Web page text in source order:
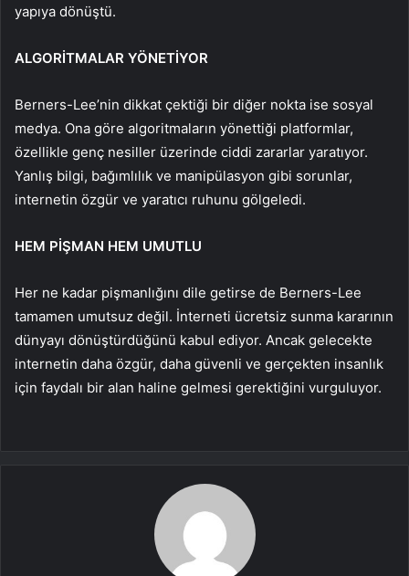
yapıya dönüştü.
ALGORİTMALAR YÖNETİYOR
Berners-Lee’nin dikkat çektiği bir diğer nokta ise sosyal
medya. Ona göre algoritmaların yönettiği platformlar,
özellikle genç nesiller üzerinde ciddi zararlar yaratıyor.
Yanlış bilgi, bağımlılık ve manipülasyon gibi sorunlar,
internetin özgür ve yaratıcı ruhunu gölgeledi.
HEM PİŞMAN HEM UMUTLU
Her ne kadar pişmanlığını dile getirse de Berners-Lee
tamamen umutsuz değil. İnterneti ücretsiz sunma kararının
dünyayı dönüştürdüğünü kabul ediyor. Ancak gelecekte
internetin daha özgür, daha güvenli ve gerçekten insanlık
için faydalı bir alan haline gelmesi gerektiğini vurguluyor.